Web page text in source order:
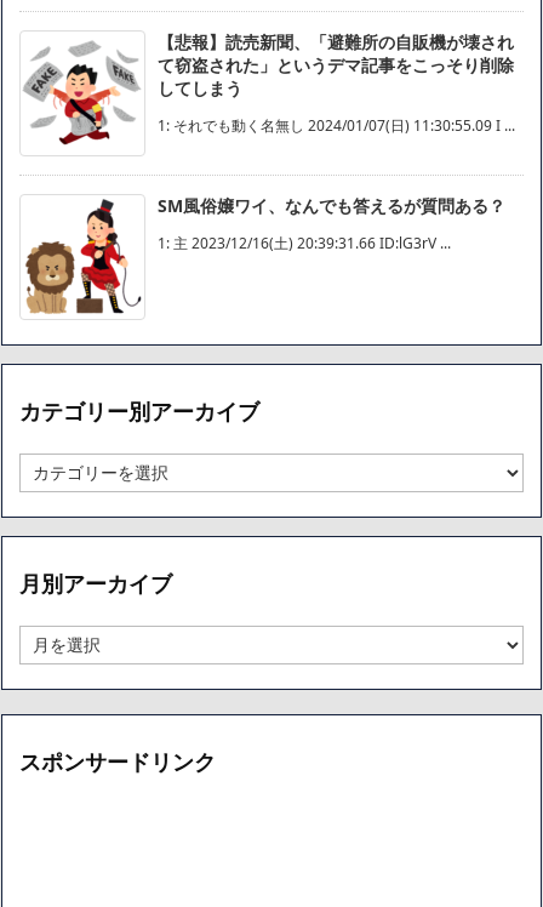
【悲報】読売新聞、「避難所の自販機が壊され
て窃盗された」というデマ記事をこっそり削除
してしまう
1: それでも動く名無し 2024/01/07(日) 11:30:55.09 I ...
SM風俗嬢ワイ、なんでも答えるが質問ある？
1: 主 2023/12/16(土) 20:39:31.66 ID:lG3rV ...
カテゴリー別アーカイブ
テ
ゴ
リ
別
ー
カ
月別アーカイブ
別
ア
ー
イ
スポンサードリンク